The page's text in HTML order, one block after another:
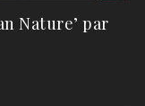
Nature’ par